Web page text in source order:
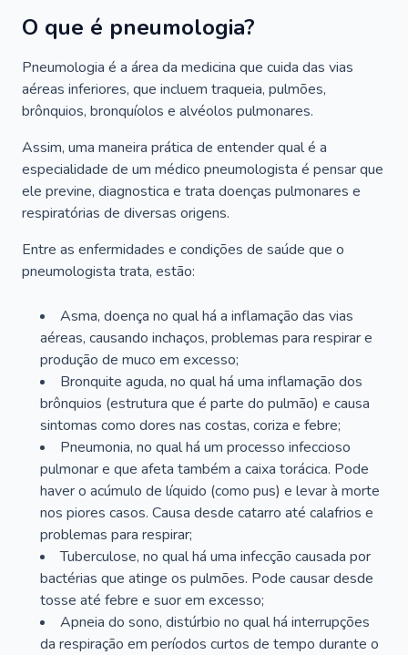
O que é pneumologia?
Pneumologia é a área da medicina que cuida das vias
aéreas inferiores, que incluem traqueia, pulmões,
brônquios, bronquíolos e alvéolos pulmonares.
Assim, uma maneira prática de entender qual é a
especialidade de um médico pneumologista é pensar que
ele previne, diagnostica e trata doenças pulmonares e
respiratórias de diversas origens.
Entre as enfermidades e condições de saúde que o
pneumologista trata, estão:
Asma, doença no qual há a inflamação das vias
aéreas, causando inchaços, problemas para respirar e
produção de muco em excesso;
Bronquite aguda, no qual há uma inflamação dos
brônquios (estrutura que é parte do pulmão) e causa
sintomas como dores nas costas, coriza e febre;
Pneumonia, no qual há um processo infeccioso
pulmonar e que afeta também a caixa torácica. Pode
haver o acúmulo de líquido (como pus) e levar à morte
nos piores casos. Causa desde catarro até calafrios e
problemas para respirar;
Tuberculose, no qual há uma infecção causada por
bactérias que atinge os pulmões. Pode causar desde
tosse até febre e suor em excesso;
Apneia do sono, distúrbio no qual há interrupções
da respiração em períodos curtos de tempo durante o